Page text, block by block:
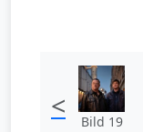
< Bild 19